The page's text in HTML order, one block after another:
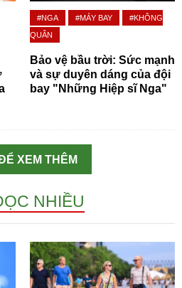
#NGA #MÁY BAY
#KHÔNG
QUÂN
Bảo vệ bầu trời: Sức mạnh
và sự duyên dáng của đội
bay "Những Hiệp sĩ Nga"
XEM THÊM
NHIỀU